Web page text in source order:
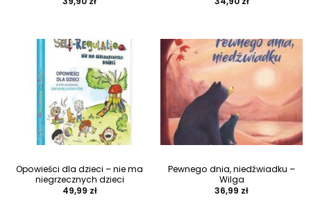
Opowieści dla dzieci – nie ma
niegrzecznych dzieci
49,99 zł
Pewnego dnia, niedźwiadku –
Wilga
36,99 zł